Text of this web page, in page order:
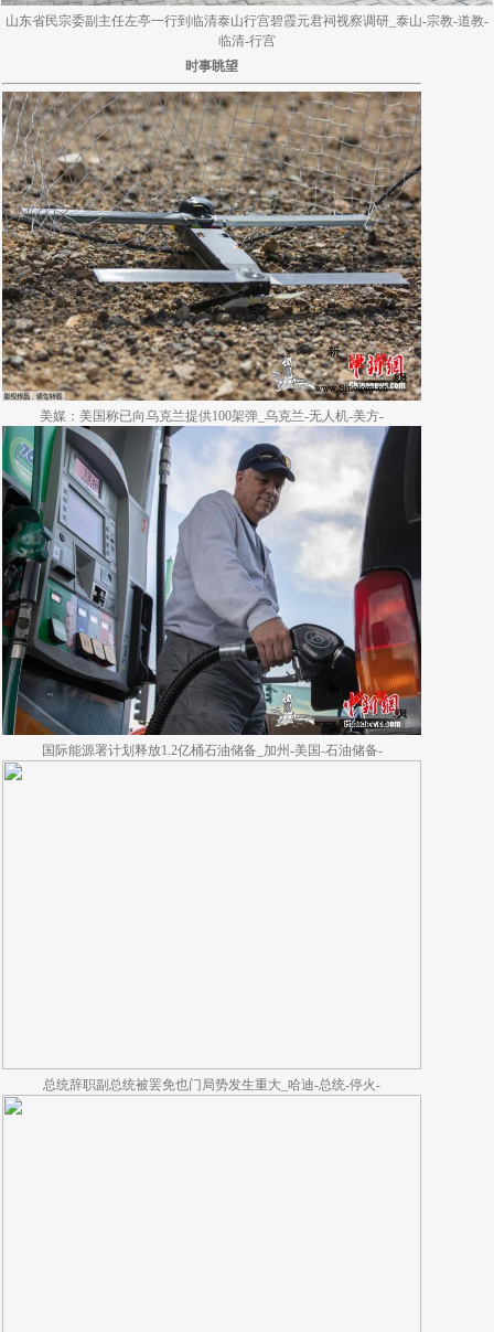
山东省民宗委副主任左亭一行到临清泰山行宫碧霞元君祠视察调研_泰山-宗教-道教-
临清-行宫
时事眺望
美媒：美国称已向乌克兰提供100架弹_乌克兰-无人机-美方-
国际能源署计划释放1.2亿桶石油储备_加州-美国-石油储备-
总统辞职副总统被罢免也门局势发生重大_哈迪-总统-停火-